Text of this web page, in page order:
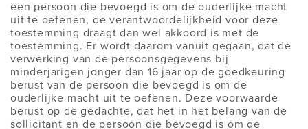
een persoon die bevoegd is om de ouderlijke macht
uit te oefenen, de verantwoordelijkheid voor deze
toestemming draagt dan wel akkoord is met de
toestemming. Er wordt daarom vanuit gegaan, dat de
verwerking van de persoonsgegevens bij
minderjarigen jonger dan 16 jaar op de goedkeuring
berust van de persoon die bevoegd is om de
ouderlijke macht uit te oefenen. Deze voorwaarde
berust op de gedachte, dat het in het belang van de
sollicitant en de persoon die bevoegd is om de